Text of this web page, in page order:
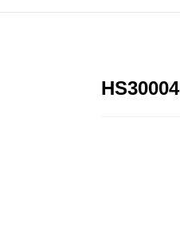
HS30004